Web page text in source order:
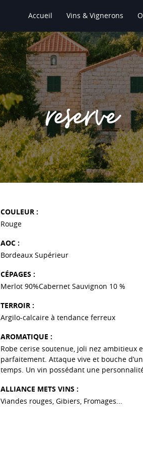
Accueil Vins & Vignerons
reserve
COULEUR :
Rouge
AOC :
Bordeaux Supérieur
CÉPAGES :
Merlot 90%Cabernet Sauvignon 10 %
TERROIR :
Argilo-calcaire à tendance ferreux
AROMATIQUE :
Robe cerise soutenue, joli nez
parfaitement. Attaque vive et bouche
temps. Un vin possédant une
ALLIANCE METS VINS :
Viandes rouges, Gibiers, Fromages...